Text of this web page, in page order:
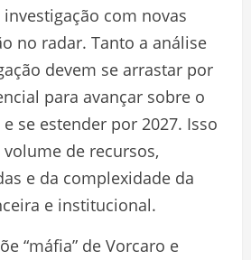
com novas
no radar. Tanto a análise
devem se arrastar por
para avançar sobre o
se estender por 2027. Isso
de recursos,
e da complexidade da
e institucional.
“máfia” de Vorcaro e